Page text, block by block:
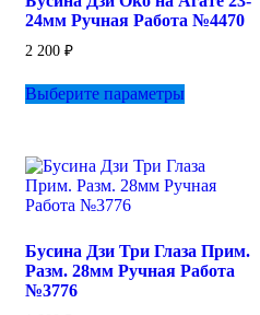
24мм Ручная Работа №4470
2 200 ₽
Выберите параметрытовар
Опции
можно
странице
товара.
Бусина Дзи Три Глаза Прим.
Разм. 28мм Ручная Работа
№3776